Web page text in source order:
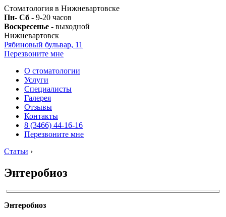
Стоматология в Нижневартовске
Пн- Сб - 9-20 часов
Воскресенье - выходной
Нижневартовск
Рябиновый бульвар, 11
Перезвоните мне
О стоматологии
Услуги
Специалисты
Галерея
Отзывы
Контакты
8 (3466) 44-16-16
Перезвоните мне
Статьи ›
Энтеробиоз
Энтеробиоз